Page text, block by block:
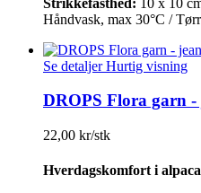
Håndvask, max 30°C /
Se detaljerHurtig visning
DROPS Flora garn
22,00 kr/stk
Hverdagskomfort i